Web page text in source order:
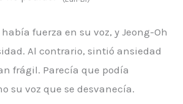
fuerza en su voz, y Jeong-Oh
Al contrario, sintió ansiedad
frágil. Parecía que podía
su voz que se desvanecía.